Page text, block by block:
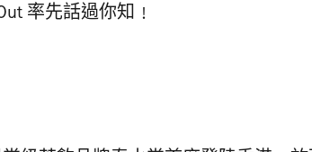
率先話過你知﹗